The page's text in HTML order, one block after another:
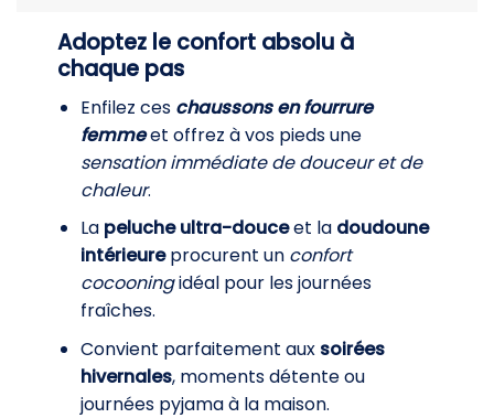
Adoptez le confort absolu à
chaque pas
Enfilez ces chaussons en fourrure
femmeet offrez à vos pieds une
sensation immédiate de douceur et de
chaleur.
La peluche ultra-douceet la doudoune
intérieureprocurent un confort
cocooningidéal pour les journées
fraîches.
Convient parfaitement aux soirées
hivernales, moments détente ou
journées pyjama à la maison.